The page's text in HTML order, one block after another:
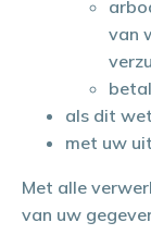
van
als dit
met uw
Met alle
van uw